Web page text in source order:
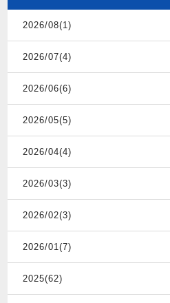
2026/08(1)
2026/07(4)
2026/06(6)
2026/05(5)
2026/04(4)
2026/03(3)
2026/02(3)
2026/01(7)
2025(62)